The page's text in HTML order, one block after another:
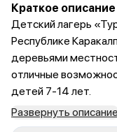
Краткое описание
Детский лагерь
Республике
деревьями
отличные
детей 7-14 лет.
Развернуть